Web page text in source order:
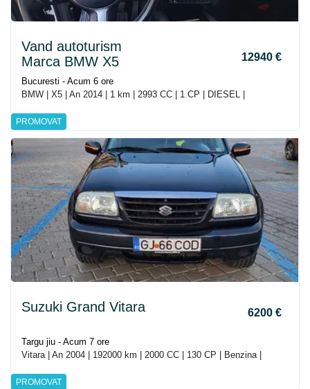
PROMOVAT
Vand autoturism
Marca BMW X5
12940 €
Bucuresti - Acum 6 ore
BMW | X5 | An 2014 | 1 km | 2993 CC | 1 CP | DIESEL |
PROMOVAT
Suzuki Grand Vitara 6200 €
Targu jiu - Acum 7 ore
Vitara | An 2004 | 192000 km | 2000 CC | 130 CP | Benzina |